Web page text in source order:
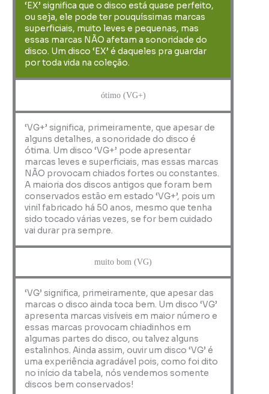
‘EX’ significa que o disco está quase perfeito,
ou seja, ele pode ter pouquíssimas marcas
superficiais, muito leves e pequenas, mas
essas marcas NÃO afetam a sonoridade do
disco. Um disco ‘EX’ é daqueles pra guardar
por toda vida na coleção.
ótimo (VG+)
‘VG+’ significa, primeiramente, que apesar de
alguns detalhes, a sonoridade do disco é
ótima. Um disco ‘VG+’ pode apresentar
marcas leves e superficiais, mas essas marcas
NÃO provocam chiados fortes ou constantes.
A maioria dos discos antigos que foram bem
conservados estão em estado ‘VG+’, pois um
vinil fabricado há 50 anos, mesmo que tenha
sido tocado várias vezes, se for bem cuidado
vai durar pra sempre.
muito bom (VG)
‘VG’ significa, primeiramente, que apesar das
marcas o disco ainda toca bem. Um disco ‘VG’
apresenta marcas visíveis em maior número e
essas marcas provocam chiadinhos em
algumas partes do disco, ou talvez alguns
estalinhos. Ainda assim, ouvir um disco ‘VG’ é
uma experiência agradável pois, como foi dito
no início da tabela, nós vendemos somente
discos bem conservados!